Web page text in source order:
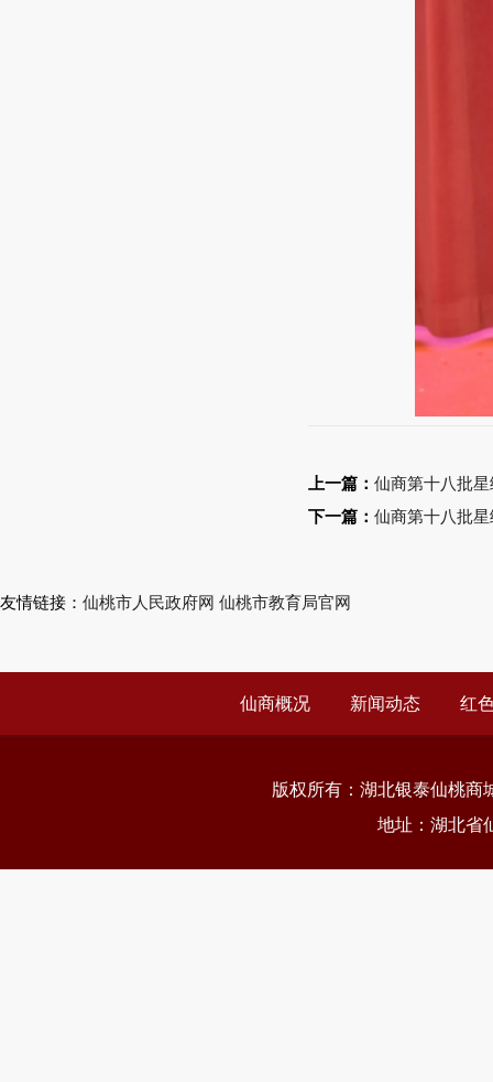
上一篇： 仙商第十八批
下一篇： 仙商第十八批
友情链接： 仙桃市人民政府网 仙桃市教育局官网
仙商概况 新闻动态 红
版权所有： 湖北银泰仙桃商
地址：湖北省